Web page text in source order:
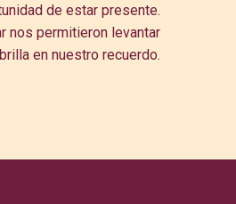
de estar presente.
nos permitieron levantar
en nuestro recuerdo.